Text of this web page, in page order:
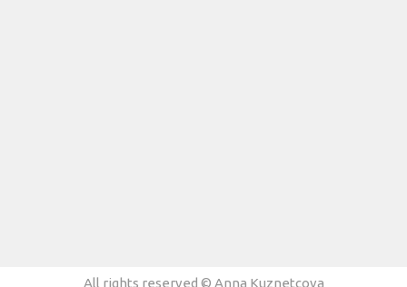
All rights reserved © Anna Kuznetcova